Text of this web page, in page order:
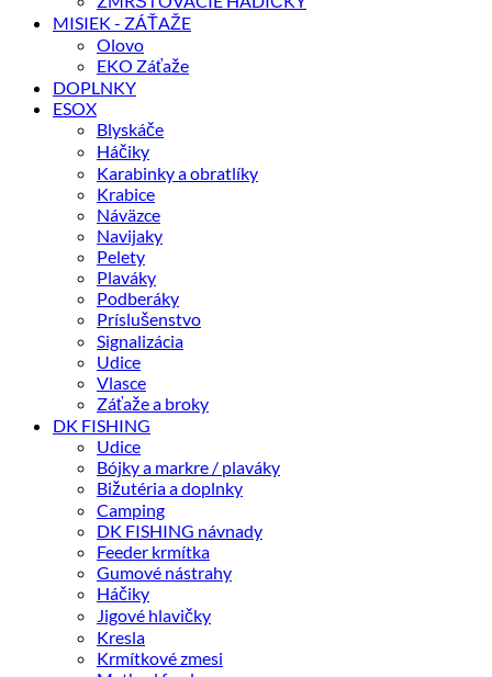
MISIEK - ZÁŤAŽE
Olovo
EKO Záťaže
DOPLNKY
ESOX
Blyskáče
Háčiky
Karabinky a obratlíky
Krabice
Náväzce
Navijaky
Pelety
Plaváky
Podberáky
Príslušenstvo
Signalizácia
Udice
Vlasce
Záťaže a broky
DK FISHING
Udice
Bójky a markre / plaváky
Bižutéria a doplnky
Camping
DK FISHING návnady
Feeder krmítka
Gumové nástrahy
Háčiky
Jigové hlavičky
Kresla
Krmítkové zmesi